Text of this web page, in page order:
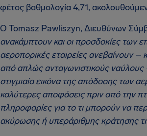
φέτος βαθμολογία 4,71,
Ο Tomasz Pawliszyn, Διευθύνων
ανακάμπτουν και οι προσδοκίες των
αεροπορικές εταιρείες ανεβαίνουν –
από απλώς ανταγωνιστικούς ναύλους
στιγμιαία εικόνα της απόδοσης των
καλύτερες αποφάσεις πριν από την
πληροφορίες για το τι μπορούν να
ακύρωσης ή υπεράριθμης κράτησης